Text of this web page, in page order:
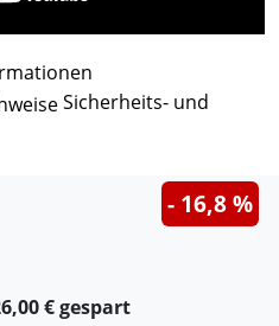
Sicherheits- und
€ gespart
- 16,8 %